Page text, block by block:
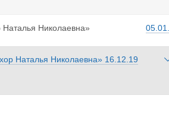
Николаевна»
Наталья Николаевна» 16.12.19